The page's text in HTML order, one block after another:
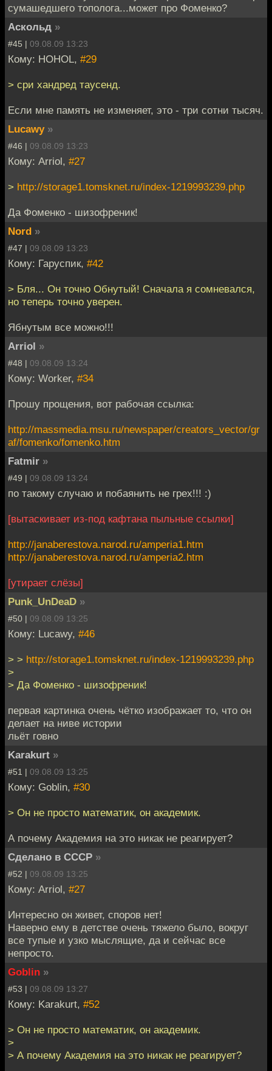
сумашедшего тополога...может про Фоменко?
Аскольд »
#45 | 09.08.09 13:23
Кому: HOHOL, #29
> сри хандред таусенд.
Если мне память не изменяет, это - три сотни тысяч.
Lucawy »
#46 | 09.08.09 13:23
Кому: Arriol, #27
> http://storage1.tomsknet.ru/index-1219993239.php
Да Фоменко - шизофреник!
Nord »
#47 | 09.08.09 13:23
Кому: Гаруспик, #42
> Бля... Он точно Обнутый! Сначала я сомневался,
но теперь точно уверен.
Ябнутым все можно!!!
Arriol »
#48 | 09.08.09 13:24
Кому: Worker, #34
Прошу прощения, вот рабочая ссылка:
http://massmedia.msu.ru/newspaper/creators_vector/gr
af/fomenko/fomenko.htm
Fatmir »
#49 | 09.08.09 13:24
по такому случаю и побаянить не грех!!! :)
[вытаскивает из-под кафтана пыльные ссылки]
http://janaberestova.narod.ru/amperia1.htm
http://janaberestova.narod.ru/amperia2.htm
[утирает слёзы]
Punk_UnDeaD »
#50 | 09.08.09 13:25
Кому: Lucawy, #46
> > http://storage1.tomsknet.ru/index-1219993239.php
>
> Да Фоменко - шизофреник!
первая картинка очень чётко изображает то, что он
делает на ниве истории
льёт говно
Karakurt »
#51 | 09.08.09 13:25
Кому: Goblin, #30
> Он не просто математик, он академик.
А почему Академия на это никак не реагирует?
Сделано в СССР »
#52 | 09.08.09 13:25
Кому: Arriol, #27
Интересно он живет, споров нет!
Наверно ему в детстве очень тяжело было, вокруг
все тупые и узко мыслящие, да и сейчас все
непросто.
Goblin »
#53 | 09.08.09 13:27
Кому: Karakurt, #52
> Он не просто математик, он академик.
>
> А почему Академия на это никак не реагирует?